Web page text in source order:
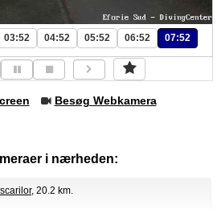
03:52 04:52 05:52 06:52 07:52
Besøg Webkamera
i nærheden:
, 20.2 km.